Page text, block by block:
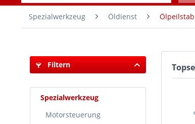
Spezialwerkzeug Öldienst Ölpeilstab
Filtern
Spezialwerkzeug
Motorsteuerung